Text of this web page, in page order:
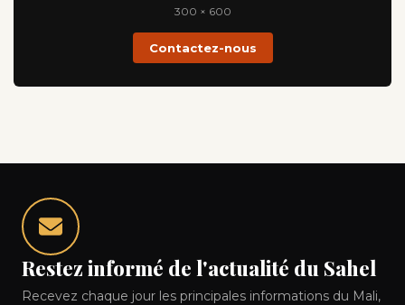
300 × 600
Contactez-nous
Restez informé de l'actualité du Sahel
Recevez chaque jour les principales informations du Mali,